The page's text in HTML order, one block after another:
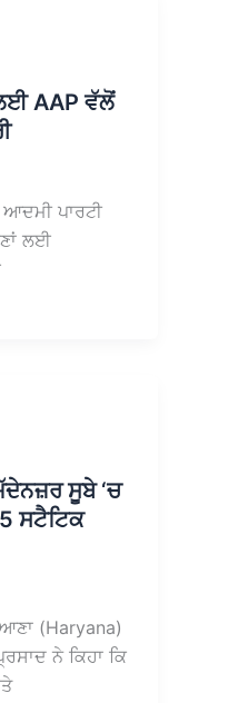
AAP ਵੱਲੋਂ
ਪਾਰਟੀ
ਲਈ
ਸੂਬੇ ‘ਚ
ਸਟੈਟਿਕ
(Haryana)
ਨੇ ਕਿਹਾ ਕਿ